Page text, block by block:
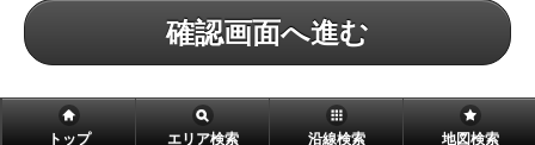
確認画面へ進む
トップ エリア検索 沿線検索 地図検索